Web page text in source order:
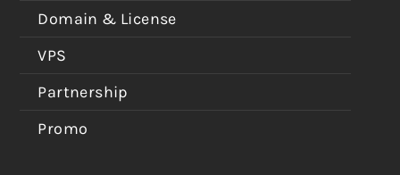
Domain & License
VPS
Partnership
Promo